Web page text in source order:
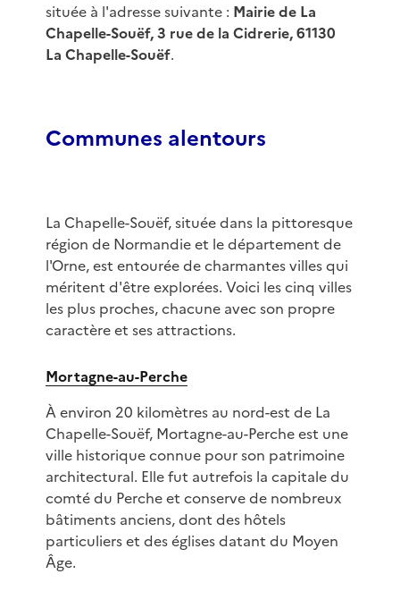
située à l'adresse suivante : Mairie de La
Chapelle-Souëf, 3 rue de la Cidrerie, 61130
La Chapelle-Souëf.
Communes alentours
La Chapelle-Souëf, située dans la pittoresque
région de Normandie et le département de
l'Orne, est entourée de charmantes villes qui
méritent d'être explorées. Voici les cinq villes
les plus proches, chacune avec son propre
caractère et ses attractions.
Mortagne-au-Perche
À environ 20 kilomètres au nord-est de La
Chapelle-Souëf, Mortagne-au-Perche est une
ville historique connue pour son patrimoine
architectural. Elle fut autrefois la capitale du
comté du Perche et conserve de nombreux
bâtiments anciens, dont des hôtels
particuliers et des églises datant du Moyen
Âge.